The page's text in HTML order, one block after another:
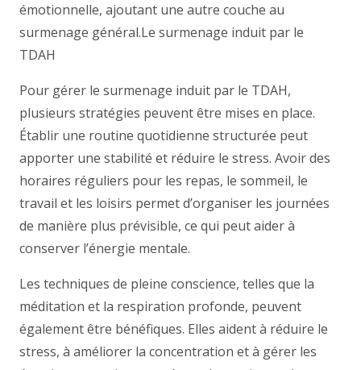
émotionnelle, ajoutant une autre couche au
surmenage général.Le surmenage induit par le
TDAH
Pour gérer le surmenage induit par le TDAH,
plusieurs stratégies peuvent être mises en place.
Établir une routine quotidienne structurée peut
apporter une stabilité et réduire le stress. Avoir des
horaires réguliers pour les repas, le sommeil, le
travail et les loisirs permet d’organiser les journées
de manière plus prévisible, ce qui peut aider à
conserver l’énergie mentale.
Les techniques de pleine conscience, telles que la
méditation et la respiration profonde, peuvent
également être bénéfiques. Elles aident à réduire le
stress, à améliorer la concentration et à gérer les